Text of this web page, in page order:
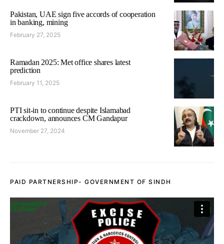
Pakistan, UAE sign five accords of cooperation
in banking, mining
February 27, 2025
Ramadan 2025: Met office shares latest
prediction
February 11, 2025
PTI sit-in to continue despite Islamabad
crackdown, announces CM Gandapur
November 27, 2024
PAID PARTNERSHIP- GOVERNMENT OF SINDH